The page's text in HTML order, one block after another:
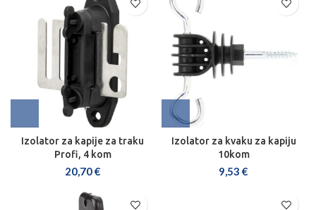
Izolator za kapije za traku
Profi, 4 kom
20,70€
Izolator za kvaku za kapiju
10kom
9,53 €